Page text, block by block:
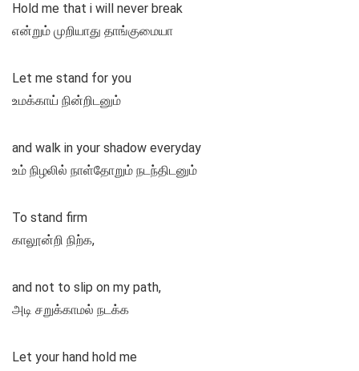
Hold me that i will never break
என்றும் முறியாது தாங்குமையா
Let me stand for you
உமக்காய் நின்றிடனும்
and walk in your shadow everyday
உம் நிழலில் நாள்தோறும் நடந்திடனும்
To stand firm
காலூன்றி நிற்க,
and not to slip on my path,
அடி சறுக்காமல் நடக்க
Let your hand hold me